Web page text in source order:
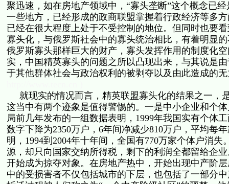
聚迅速，如在房地产领域中，“寡头垄断”这个概念已
一些地方，已经形成的政商联盟掌握着行政经济等多
已经在很大程度上处于不受控制的地位。但同时也要
寡头化，与俄罗斯社会中的寡头统治相比，有着明显
俄罗斯寡头那样巨大的财产，寡头发挥作用的制度化
实，中国精英寡头的问题之所以凸现出来，与其说是
于其他群体社会与政治权利的被剥夺以及由此造成的
就现实的情况而言，精英联盟寡头化的结果之一，
这当中有两个迹象是值得警惕的。一是中小企业和个
局前几年发布的一组数据表明，1999年我国实有个体
数字下降为2350万户，6年间净减少810万户，平均每
明，1994到2004年十年间，全国有770万家个体户消
源，却只向国家交纳所得税，剩下的利润全都留给企
开始成为掠夺对象。在房地产热中，开始出现中产阶
中的受损害者不仅包括城市的下层，也包括了一部分